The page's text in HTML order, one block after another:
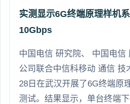
实测显示6G终端原理样机
10Gbps
中国电信 研究院、 中国电信
公司联合中信科移动 通信 技
28日在武汉开展了6G终端原
测试。结果显示，单台终端